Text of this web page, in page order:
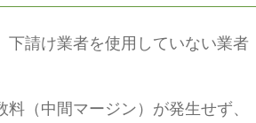
下請け業者を使用していない業者
（中間マージン）が発生せず、